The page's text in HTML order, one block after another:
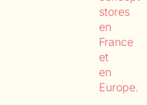
stores
en
France
et
en
Europe.